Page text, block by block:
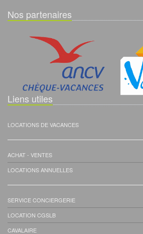
Nos partenaires
Liens utiles
LOCATIONS DE VACANCES
ACHAT - VENTES
LOCATIONS ANNUELLES
SERVICE CONCIERGERIE
LOCATION CGSLB
CAVALAIRE